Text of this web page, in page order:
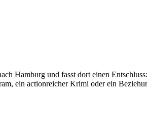
Hamburg und fasst dort einen
ein actionreicher Krimi oder ein